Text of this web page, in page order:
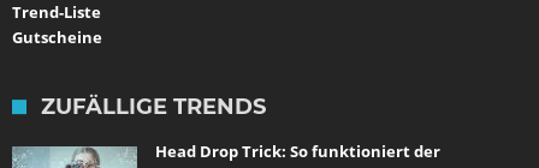
Trend-Liste
Gutscheine
ZUFÄLLIGE TRENDS
Head Drop Trick: So funktioniert der